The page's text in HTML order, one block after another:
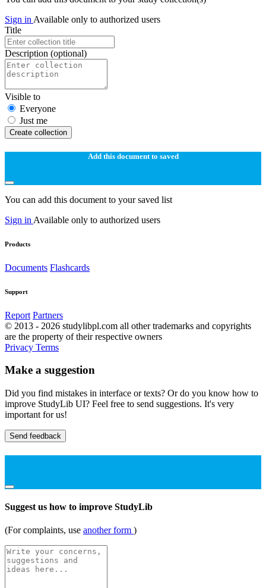
Sign in Available only to authorized users
Title
Description (optional)
Visible to
Everyone
Just me
Create collection
Add this document to saved
You can add this document to your saved list
Sign in Available only to authorized users
Products
Documents Flashcards
Support
Report Partners
© 2013 - 2026 studylibpl.com all other trademarks and copyrights
are the property of their respective owners
Privacy Terms
Make a suggestion
Did you find mistakes in interface or texts? Or do you know how to
improve StudyLib UI? Feel free to send suggestions. It's very
important for us!
Send feedback
Suggest us how to improve StudyLib
(For complaints, use another form )